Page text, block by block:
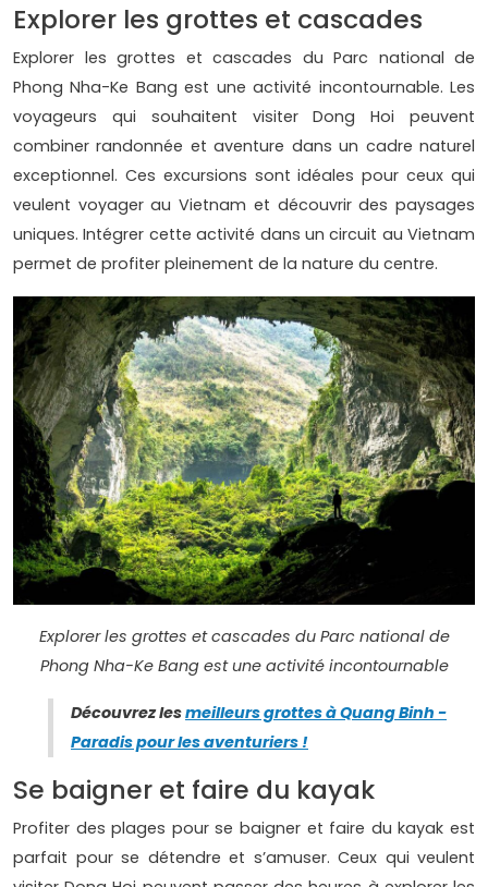
Explorer les grottes et cascades
Explorer les grottes et cascades du Parc national de
Phong Nha-Ke Bang est une activité incontournable. Les
voyageurs qui souhaitent visiter Dong Hoi peuvent
combiner randonnée et aventure dans un cadre naturel
exceptionnel. Ces excursions sont idéales pour ceux qui
veulent voyager au Vietnam et découvrir des paysages
uniques. Intégrer cette activité dans un circuit au Vietnam
permet de profiter pleinement de la nature du centre.
Explorer les grottes et cascades du Parc national de
Phong Nha-Ke Bang est une activité incontournable
Découvrez lesmeilleurs grottes à Quang Binh -
Paradis pour les aventuriers !
Se baigner et faire du kayak
Profiter des plages pour se baigner et faire du kayak est
parfait pour se détendre et s’amuser. Ceux qui veulent